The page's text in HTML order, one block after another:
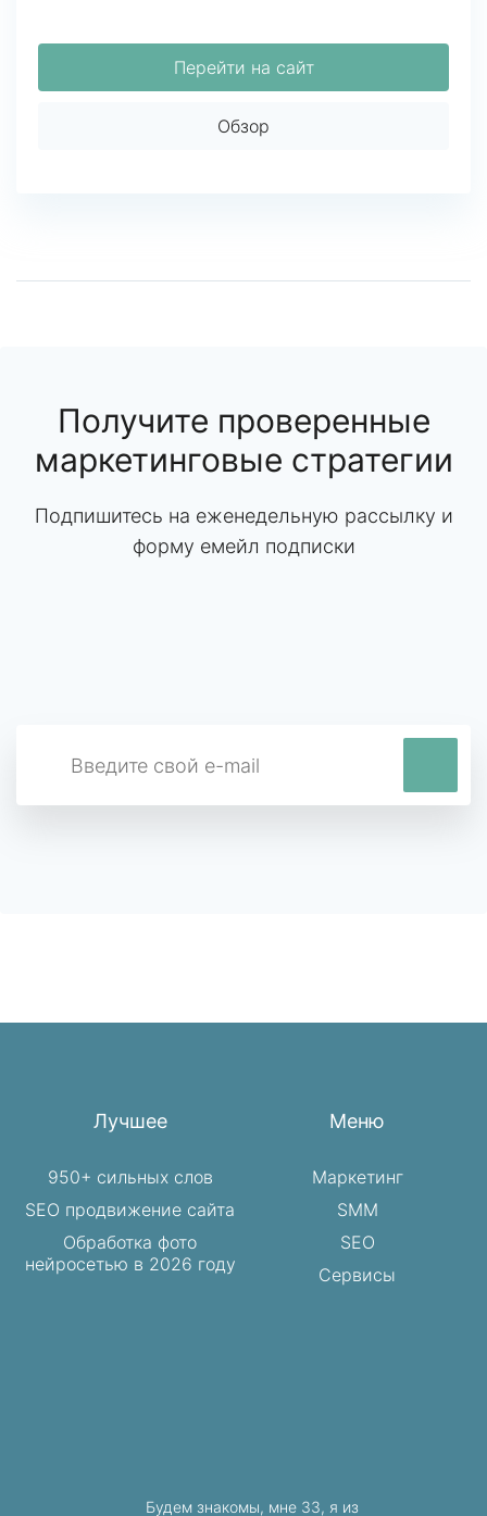
Перейти на сайт
Обзор
Получите проверенные
маркетинговые стратегии
Подпишитесь на еженедельную рассылку и
форму емейл подписки
Лучшее
950+ сильных слов
SEO продвижение сайта
Обработка фото
нейросетью в 2026 году
Меню
Маркетинг
SMM
SEO
Сервисы
Будем знакомы, мне 33, я из